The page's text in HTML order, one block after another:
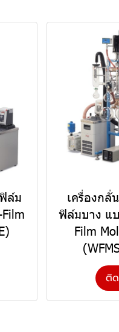
ล์ม
เครื่องกลั่
ฟิล์มบาง แ
Film
ติด